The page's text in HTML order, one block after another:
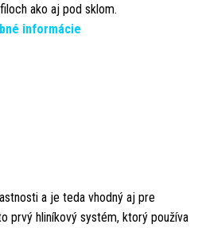
ako aj pod sklom.
informácie
a je teda vhodný aj pre
prvý hliníkový systém, ktorý používa